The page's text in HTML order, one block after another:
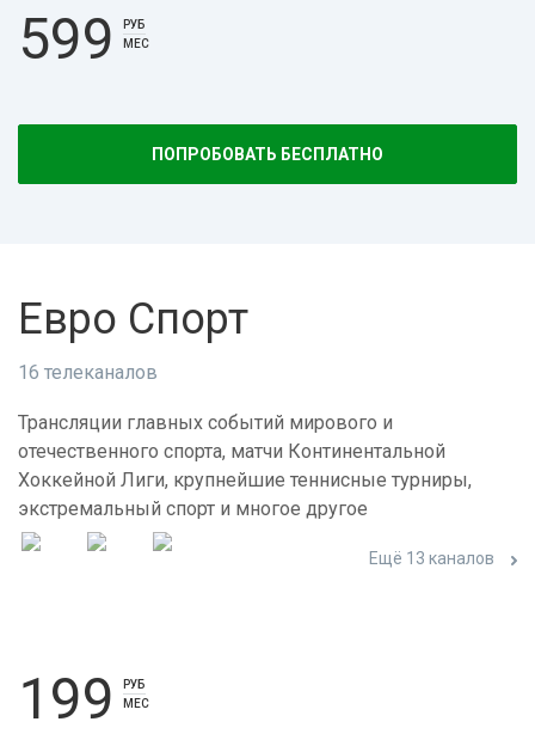
599
РУБ
МЕС
ПОПРОБОВАТЬ БЕСПЛАТНО
Евро Спорт
16 телеканалов
Трансляции главных событий мирового и
отечественного спорта, матчи Континентальной
Хоккейной Лиги, крупнейшие теннисные турниры,
экстремальный спорт и многое другое
Ещё 13 каналов
199
РУБ
МЕС